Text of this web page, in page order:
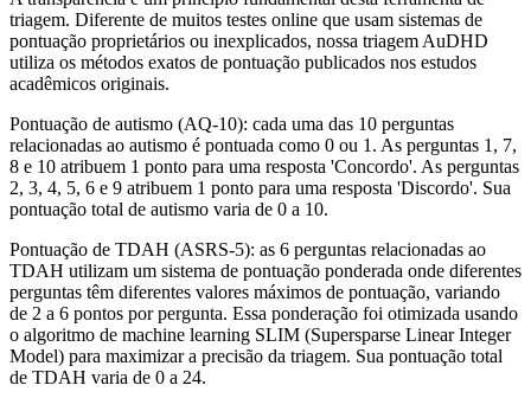
triagem. Diferente de muitos testes online que usam sistemas de
pontuação proprietários ou inexplicados, nossa triagem AuDHD
utiliza os métodos exatos de pontuação publicados nos estudos
acadêmicos originais.
Pontuação de autismo (AQ-10): cada uma das 10 perguntas
relacionadas ao autismo é pontuada como 0 ou 1. As perguntas 1, 7,
8 e 10 atribuem 1 ponto para uma resposta 'Concordo'. As perguntas
2, 3, 4, 5, 6 e 9 atribuem 1 ponto para uma resposta 'Discordo'. Sua
pontuação total de autismo varia de 0 a 10.
Pontuação de TDAH (ASRS-5): as 6 perguntas relacionadas ao
TDAH utilizam um sistema de pontuação ponderada onde diferentes
perguntas têm diferentes valores máximos de pontuação, variando
de 2 a 6 pontos por pergunta. Essa ponderação foi otimizada usando
o algoritmo de machine learning SLIM (Supersparse Linear Integer
Model) para maximizar a precisão da triagem. Sua pontuação total
de TDAH varia de 0 a 24.